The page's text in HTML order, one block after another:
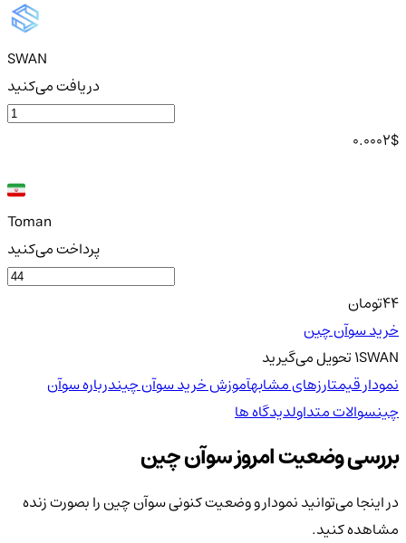
SWAN
دریافت می‌کنید
0.0002$
Toman
پرداخت می‌کنید
44تومان
خرید سوآن چین
1SWANتحویلمی‌گیرید
نمودار قیمتارزهای مشابهآموزش خرید سوآن چیندرباره سوآن
چینسوالات متداولدیدگاه ها
بررسی وضعیت امروز سوآن چین
در اینجا می‌توانید نمودار و وضعیت کنونی سوآن چین را بصورت زنده
مشاهده کنید.